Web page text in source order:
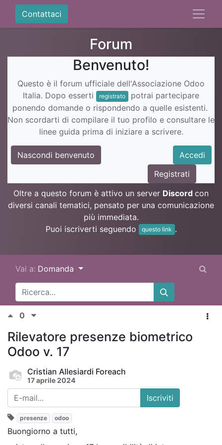
Contattaci
Forum
Benvenuto!
Questo è il forum ufficiale dell'Associazione Odoo
Italia. Dopo esserti
registrato
potrai partecipare
ponendo domande o rispondendo a quelle esistenti.
Non scordarti di compilare il tuo profilo e consultare le
linee guida prima di iniziare a scrivere.
Nascondi benvenuto
Accedi
Registrati
Oltre a questo forum è attivo un server Discord con
diversi canali tematici, pensato per una comunicazione
più immediata.
Puoi iscriverti seguendo
questo link .
Vai a: Domanda
0
Rilevatore presenze biometrico
Odoo v. 17
Cristian Allesiardi Foreach
17 aprile 2024
Iscriviti
presenze odoo
Buongiorno a tutti,